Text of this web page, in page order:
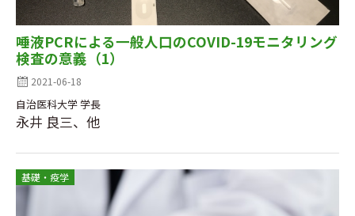
唾液PCRによる一般人口のCOVID-19モニタリング
検査の意義（1）
2021-06-18
自治医科大学 学長
永井 良三、他
基礎・疫学